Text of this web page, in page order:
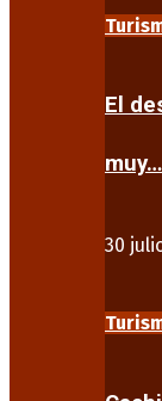
El
muy…
30